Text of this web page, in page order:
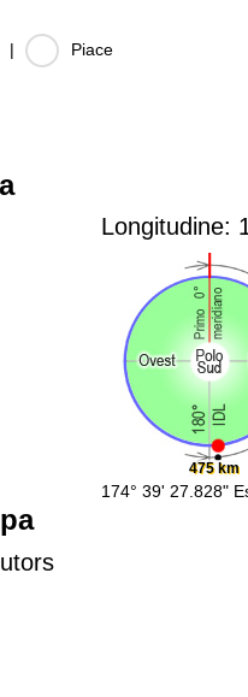
| Piace
Longitudine:
475 km
174° 39' 27.828"